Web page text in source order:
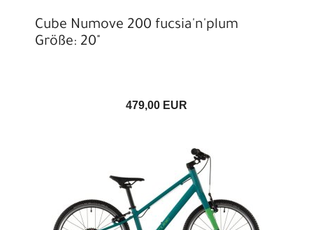
Cube Numove 200 fucsia'n'plum
Größe: 20"
479,00 EUR